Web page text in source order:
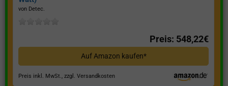
von Detec.
Preis: 548,22€
Auf Amazon kaufen*
Preis inkl. MwSt., zzgl. Versandkosten